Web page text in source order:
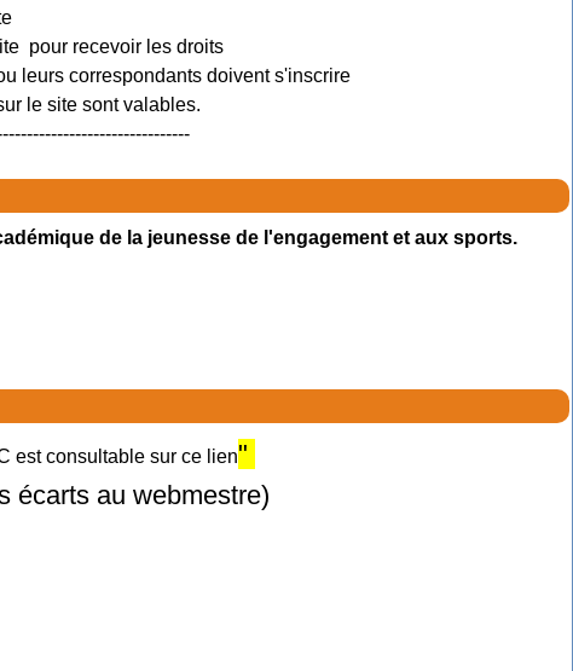
pour recevoir les droits
leurs correspondants doivent s'inscrire
le site sont valables.
de la jeunesse de l'engagement et aux sports.
est consultable sur ce lien"
écarts au webmestre)